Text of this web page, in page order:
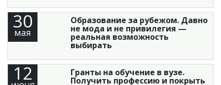
30
мая
Образование за рубежом. Давно
не мода и не привилегия —
реальная возможность
выбирать
12 Гранты на обучение в вузе.
Получить профессию и покрыть